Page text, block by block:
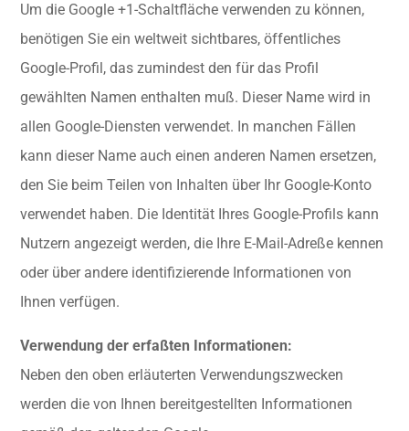
Um die Google +1-Schaltfläche verwenden zu können,
benötigen Sie ein weltweit sichtbares, öffentliches
Google-Profil, das zumindest den für das Profil
gewählten Namen enthalten muß. Dieser Name wird in
allen Google-Diensten verwendet. In manchen Fällen
kann dieser Name auch einen anderen Namen ersetzen,
den Sie beim Teilen von Inhalten über Ihr Google-Konto
verwendet haben. Die Identität Ihres Google-Profils kann
Nutzern angezeigt werden, die Ihre E-Mail-Adreße kennen
oder über andere identifizierende Informationen von
Ihnen verfügen.
Verwendung der erfaßten Informationen:
Neben den oben erläuterten Verwendungszwecken
werden die von Ihnen bereitgestellten Informationen